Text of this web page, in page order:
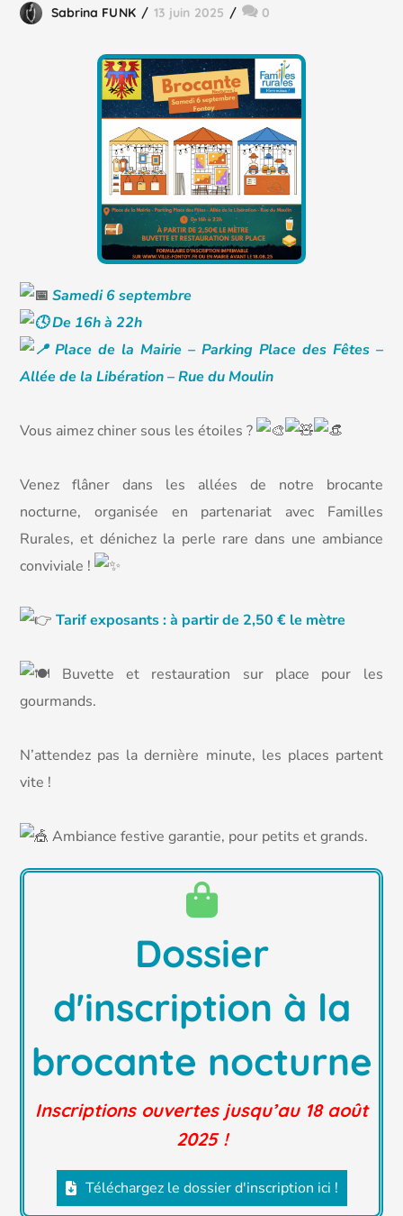
Sabrina FUNK 13 juin 2025 0
Samedi 6 septembre
De 16h à 22h
Place de la Mairie – Parking Place des Fêtes –
Allée de la Libération – Rue du Moulin
Vous aimez chiner sous les étoiles ?
Venez flâner dans les allées de notre brocante
nocturne, organisée en partenariat avec Familles
Rurales, et dénichez la perle rare dans une ambiance
conviviale !
Tarif exposants : à partir de 2,50 € le mètre
Buvette et restauration sur place pour les
gourmands.
N’attendez pas la dernière minute, les places partent
vite !
Ambiance festive garantie, pour petits et grands.
Dossier
d'inscription à la
brocante nocturne
Inscriptions ouvertes jusqu’au 18 août
2025 !
Téléchargez le dossier d'inscription ici !